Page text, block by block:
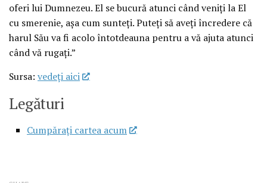
oferi lui Dumnezeu. El se bucură atunci când veniți la El
cu smerenie, așa cum sunteți. Puteți să aveți încredere că
harul Său va fi acolo întotdeauna pentru a vă ajuta atunci
când vă rugați.”
Sursa: vedeţi aici
Legături
Cumpărați cartea acum